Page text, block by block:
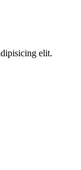
elit.